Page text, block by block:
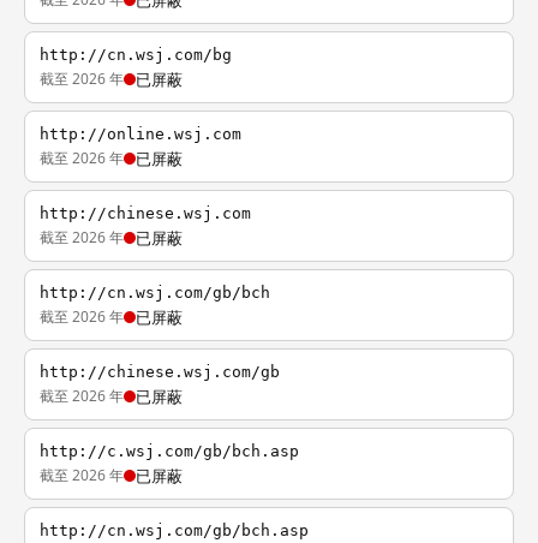
http://cn.wsj.com/bg
截至 2026 年 已屏蔽
http://online.wsj.com
截至 2026 年 已屏蔽
http://chinese.wsj.com
截至 2026 年 已屏蔽
http://cn.wsj.com/gb/bch
截至 2026 年 已屏蔽
http://chinese.wsj.com/gb
截至 2026 年 已屏蔽
http://c.wsj.com/gb/bch.asp
截至 2026 年 已屏蔽
http://cn.wsj.com/gb/bch.asp